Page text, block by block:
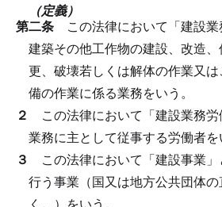
（定義）
第二条 この法律において「建設業
建築その他工作物の建設、改造
更、破壊若しくは解体の作業又
備の作業に係る業務をいう。
２ この法律において「建設業務
業務に主として従事する労働者を
３ この法律において「建設事業
行う事業（国又は地方公共団体